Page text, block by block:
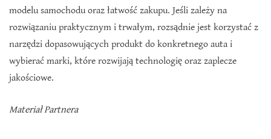
modelu samochodu oraz łatwość zakupu. Jeśli zależy na
rozwiązaniu praktycznym i trwałym, rozsądnie jest korzystać z
narzędzi dopasowujących produkt do konkretnego auta i
wybierać marki, które rozwijają technologię oraz zaplecze
jakościowe.
Materiał Partnera